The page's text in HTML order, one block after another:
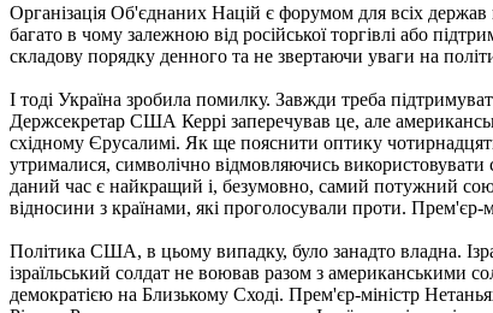
Організація Об'єднаних Націй є форумом для всіх
багато в чому залежною від російської торгівлі або
складову порядку денного та не звертаючи уваги на
І тоді Україна зробила помилку. Завжди треба
Держсекретар США Керрі заперечував це, але
східному Єрусалимі. Як ще пояснити оптику
утрималися, символічно відмовляючись
даний час є найкращий і, безумовно, самий потужний
відносини з країнами, які проголосували проти.
Політика США, в цьому випадку, було занадто владна.
ізраїльський солдат не воював разом з американськими
демократією на Близькому Сході. Прем'єр-міністр